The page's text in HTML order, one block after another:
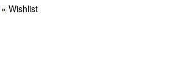
» Wishlist